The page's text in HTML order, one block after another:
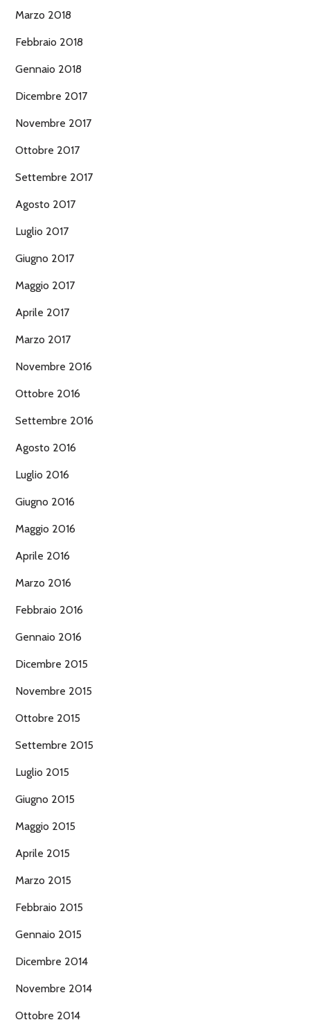
Marzo 2018
Febbraio 2018
Gennaio 2018
Dicembre 2017
Novembre 2017
Ottobre 2017
Settembre 2017
Agosto 2017
Luglio 2017
Giugno 2017
Maggio 2017
Aprile 2017
Marzo 2017
Novembre 2016
Ottobre 2016
Settembre 2016
Agosto 2016
Luglio 2016
Giugno 2016
Maggio 2016
Aprile 2016
Marzo 2016
Febbraio 2016
Gennaio 2016
Dicembre 2015
Novembre 2015
Ottobre 2015
Settembre 2015
Luglio 2015
Giugno 2015
Maggio 2015
Aprile 2015
Marzo 2015
Febbraio 2015
Gennaio 2015
Dicembre 2014
Novembre 2014
Ottobre 2014